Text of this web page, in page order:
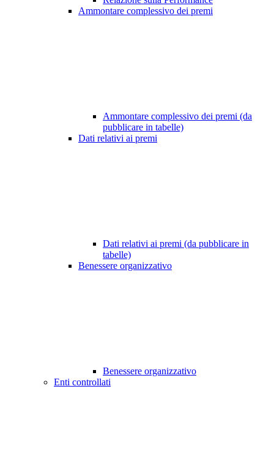
Ammontare complessivo dei premi
Ammontare complessivo dei premi (da
pubblicare in tabelle)
Dati relativi ai premi
Dati relativi ai premi (da pubblicare in
tabelle)
Benessere organizzativo
Benessere organizzativo
Enti controllati